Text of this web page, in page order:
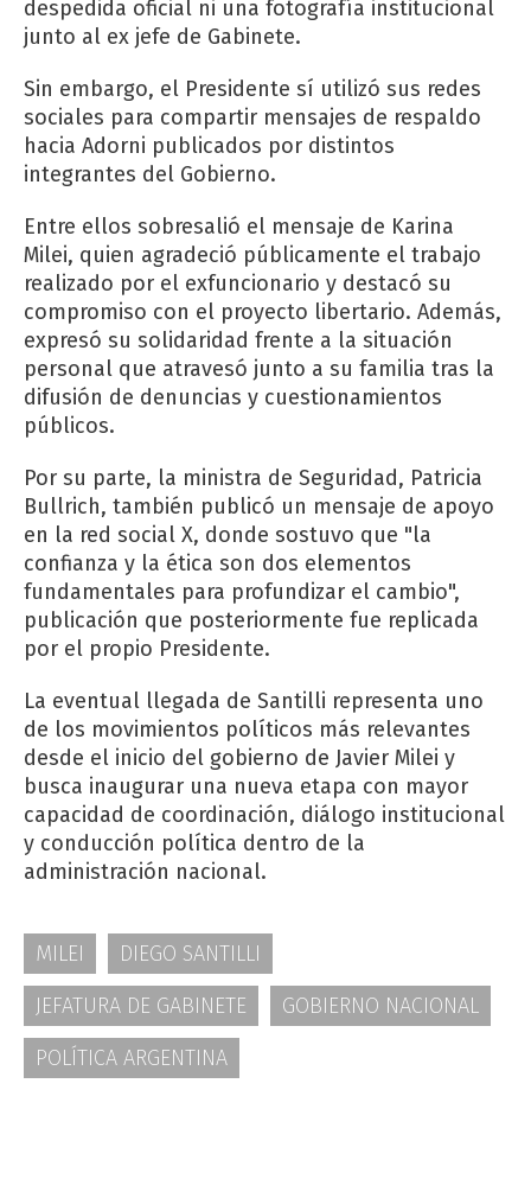
despedida oficial ni una fotografía institucional
junto al ex jefe de Gabinete.
Sin embargo, el Presidente sí utilizó sus redes
sociales para compartir mensajes de respaldo
hacia Adorni publicados por distintos
integrantes del Gobierno.
Entre ellos sobresalió el mensaje de Karina
Milei, quien agradeció públicamente el trabajo
realizado por el exfuncionario y destacó su
compromiso con el proyecto libertario. Además,
expresó su solidaridad frente a la situación
personal que atravesó junto a su familia tras la
difusión de denuncias y cuestionamientos
públicos.
Por su parte, la ministra de Seguridad, Patricia
Bullrich, también publicó un mensaje de apoyo
en la red social X, donde sostuvo que "la
confianza y la ética son dos elementos
fundamentales para profundizar el cambio",
publicación que posteriormente fue replicada
por el propio Presidente.
La eventual llegada de Santilli representa uno
de los movimientos políticos más relevantes
desde el inicio del gobierno de Javier Milei y
busca inaugurar una nueva etapa con mayor
capacidad de coordinación, diálogo institucional
y conducción política dentro de la
administración nacional.
MILEI
DIEGO SANTILLI
JEFATURA DE GABINETE
GOBIERNO NACIONAL
POLÍTICA ARGENTINA